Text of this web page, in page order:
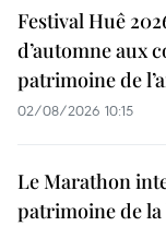
Festival Huê
d’automne aux
patrimoine de
02/08/2026 10:15
Le Marathon
patrimoine de la